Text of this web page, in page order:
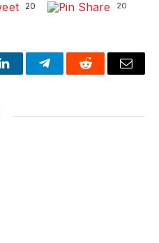
20 20
LinkedInTelegramReddit Email